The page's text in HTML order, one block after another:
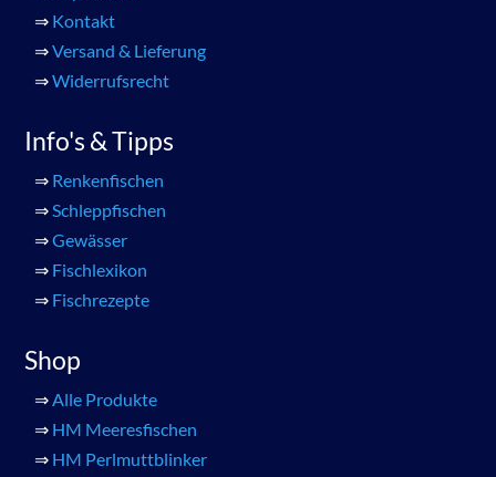
⇒ Kontakt
⇒Versand & Lieferung
⇒Widerrufsrecht
Info's & Tipps
⇒ Renkenfischen
⇒Schleppfischen
⇒Gewässer
⇒ Fischlexikon
⇒ Fischrezepte
Shop
⇒Alle Produkte
⇒ HM Meeresfischen
⇒ HM Perlmuttblinker